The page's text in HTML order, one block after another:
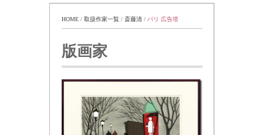
HOME / 取扱作家一覧 / 斎藤清 / パリ 広告塔
版画家